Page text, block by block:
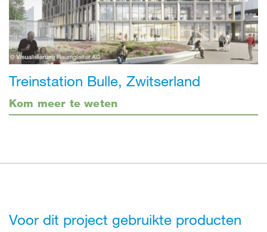
Treinstation Bulle, Zwitserland
Kom meer te weten
Voor dit project gebruikte producten